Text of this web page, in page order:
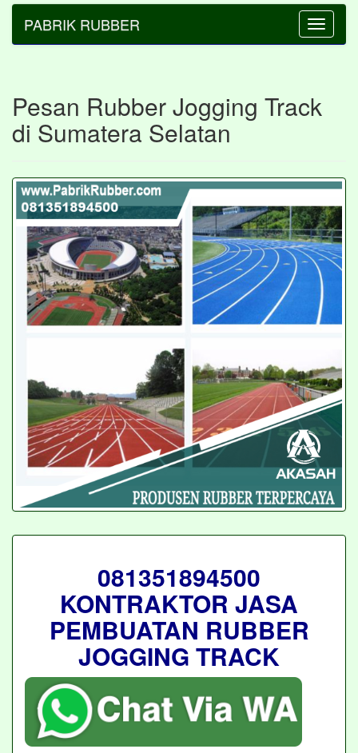
Toggle
PABRIK RUBBER
Pesan Rubber Jogging Track
di Sumatera Selatan
081351894500
KONTRAKTOR JASA
PEMBUATAN RUBBER
JOGGING TRACK